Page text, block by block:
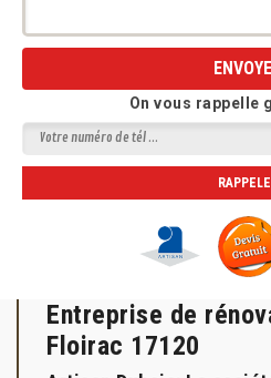
On vous rappelle
Entreprise de
Floirac 17120